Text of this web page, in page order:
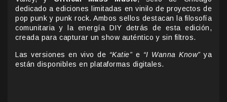
dedicado a ediciones limitadas en vinilo de proyectos de
pop punk y punk rock. Ambos sellos destacan la filosofía
comunitaria y la energía DIY detrás de esta edición,
creada para capturar un show auténtico y sin filtros.
Las versiones en vivo de “Katie” e “I Wanna Know” ya
están disponibles en plataformas digitales.